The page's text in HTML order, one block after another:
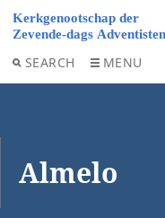
SEARCH MENU
Almelo